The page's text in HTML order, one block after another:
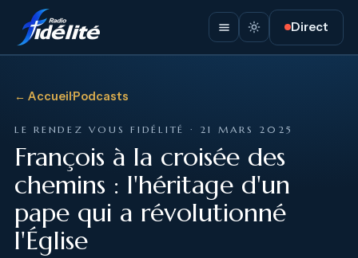
Direct
← Accueil·Podcasts
LE RENDEZ VOUS FIDÉLITÉ · 21 MARS 2025
François à la croisée des
chemins : l'héritage d'un
pape qui a révolutionné
l'Église